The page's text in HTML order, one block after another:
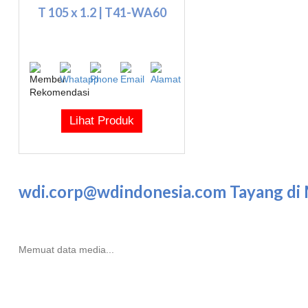
T 105 x 1.2 | T41-WA60
Lihat Produk
wdi.corp@wdindonesia.com Tayang di
Memuat data media...